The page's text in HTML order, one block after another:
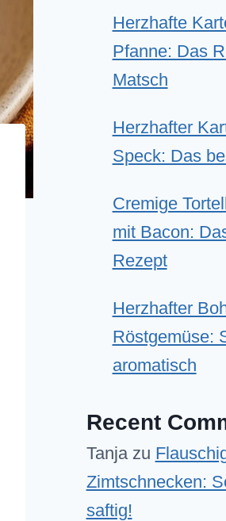
Herzhafte
Pfanne: Das
Matsch
Herzhafter
Speck: Das
Cremige
mit Bacon:
Rezept
Herzhafter
Röstgemüse:
aromatisch
Recent
Tanjazu
Zimtschnecken:
saftig!